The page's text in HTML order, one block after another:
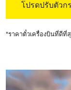
โปรดปรับตัว
*ราคาตั๋วเครื่องบินที่ดี